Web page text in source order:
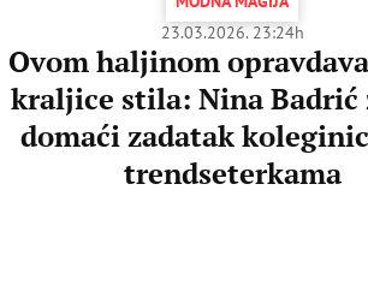
23.03.2026. 23:24h
Ovom haljinom
kraljice stila: Nina Badrić
domaći zadatak
trendseterkama